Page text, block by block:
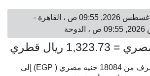
تحديث: السبت 08 أغسطس 2026, 09:55 ص ، القاهرة -
يتم عرض أسعار الصرف من 18084 جنيه مصري ( EGP) إلى